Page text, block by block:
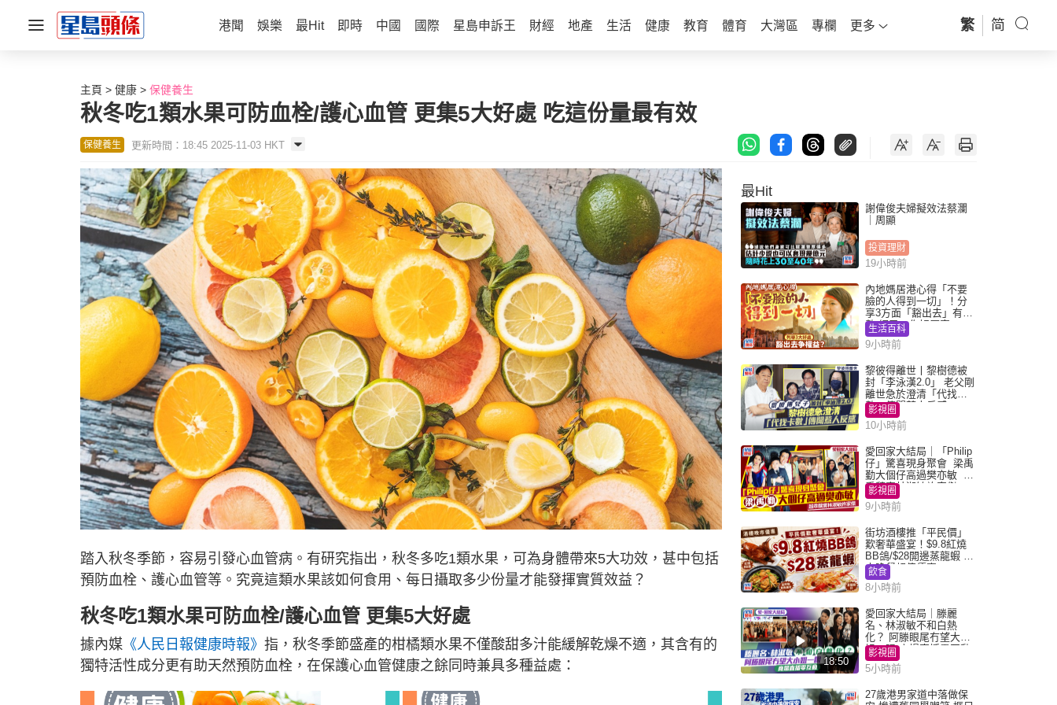
港聞 娛樂 最Hit 即時 中國 國際 星島申訴王 財經 地產 生活 健康 教育 體育 大灣區 專欄 更多 繁 简
主頁 健康 保健養生
秋冬吃1類水果可防血栓/護心血管 更集5大好處 吃這份量最有效
保健養生 更新時間：18:45 2025-11-03 HKT
踏入秋冬季節，容易引發心血管病。有研究指出，秋冬多吃1類水果，可為身體帶來5大功效，甚中包括
預防血栓、護心血管等。究竟這類水果該如何食用、每日攝取多少份量才能發揮實質效益？
秋冬吃1類水果可防血栓/護心血管 更集5大好處
據內媒 《人民日報健康時報》 指，秋冬季節盛產的柑橘類水果不僅酸甜多汁能緩解乾燥不適，其含有的
獨特活性成分更有助天然預防血栓，在保護心血管健康之餘同時兼具多種益處：
最Hit
謝偉俊夫婦擬效法蔡瀾
｜周顯
投資理財
19小時前
內地媽居港心得「不要
臉的人得到一切」！分
享3方面「豁出去」有著
數 網民：你好厲害
生活百科
9小時前
黎彼得離世丨黎樹德被
封「李泳漢2.0」 老父剛
離世急於澄清「代找卡
數」傳聞惹人反感
影視圈
10小時前
愛回家大結局｜「Philip
仔」驚喜現身聚會 梁禹
勤大個仔高過樊亦敏 超
乖黐實林淑敏許家傑
影視圈
9小時前
街坊酒樓推「平民價」
歎奢華盛宴！$9.8紅燒
BB鴿/$28開邊蒸龍蝦 3
大晚餐超值優惠
飲食
8小時前
18:50
愛回家大結局｜滕麗
名、林淑敏不和白熱
化？ 阿滕眼尾冇望大小
姐一眼 商場直播零互動
影視圈
5小時前
27歲港男家道中落做保